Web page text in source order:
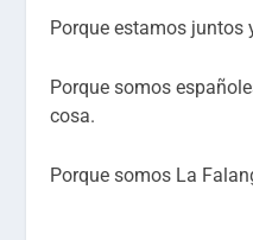
Porque estamos juntos
Porque somos
cosa.
Porque somos La